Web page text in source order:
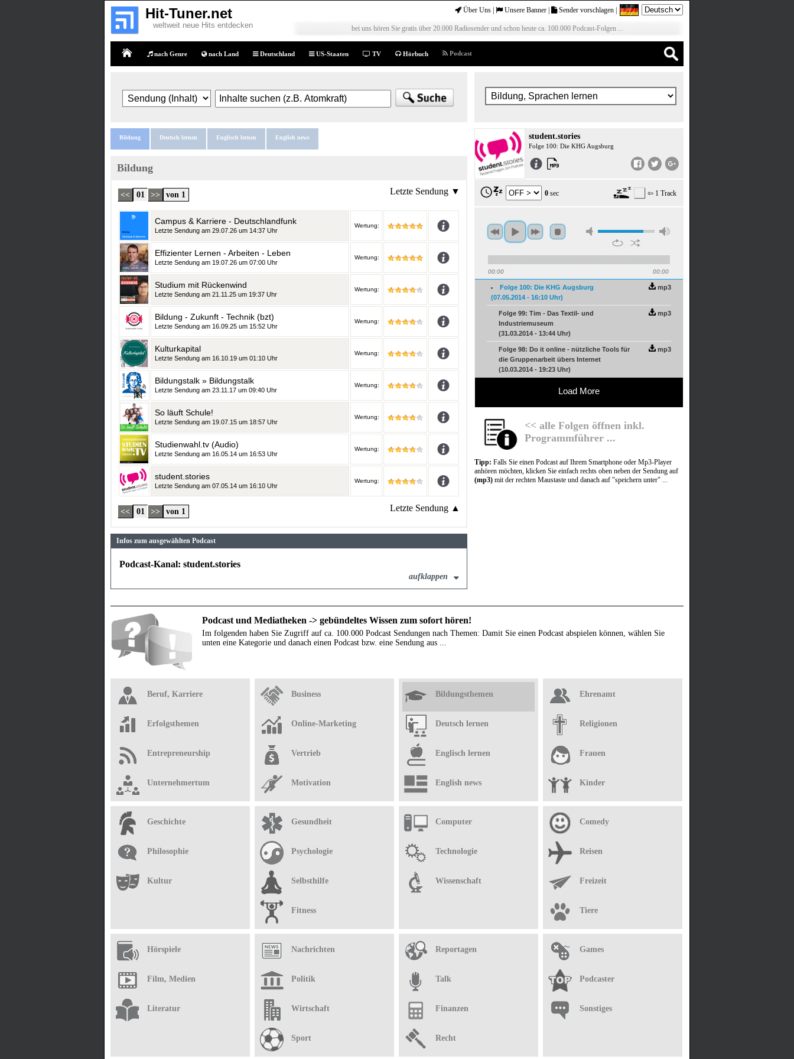
Hit-Tuner.net
weltweit neue Hits entdecken
Über Uns Unsere Banner Sender vorschlagen
bei uns hören Sie gratis über 20.000 Radiosender und schon heute ca. 100.000 Podcast-Folgen ...
nach Genre nach Land Deutschland US-Staaten TV Hörbuch Podcast
Bildung Deutsch lernen Englisch lernen English news
Bildung
<< 01 >> von 1 Letzte Sendung ▼
Campus & Karriere - Deutschlandfunk
Letzte Sendung am 29.07.26 um 14:37 Uhr
Wertung:
Effizienter Lernen - Arbeiten - Leben
Letzte Sendung am 19.07.26 um 07:00 Uhr
Wertung:
Studium mit Rückenwind
Letzte Sendung am 21.11.25 um 19:37 Uhr
Wertung:
Bildung - Zukunft - Technik (bzt)
Letzte Sendung am 16.09.25 um 15:52 Uhr
Wertung:
Kulturkapital
Letzte Sendung am 16.10.19 um 01:10 Uhr
Wertung:
Bildungstalk » Bildungstalk
Letzte Sendung am 23.11.17 um 09:40 Uhr
Wertung:
So läuft Schule!
Letzte Sendung am 19.07.15 um 18:57 Uhr
Wertung:
Studienwahl.tv (Audio)
Letzte Sendung am 16.05.14 um 16:53 Uhr
Wertung:
student.stories
Letzte Sendung am 07.05.14 um 16:10 Uhr
Wertung:
<< 01 >> von 1 Letzte Sendung ▲
Infos zum ausgewählten Podcast
Podcast-Kanal: student.stories
aufklappen
student.stories
Folge 100: Die KHG Augsburg
0 sec ⇦ 1 Track
00:00 00:00
Folge 100: Die KHG Augsburg
(07.05.2014 - 16:10 Uhr)
mp3
Folge 99: Tim - Das Textil- und
Industriemuseum
(31.03.2014 - 13:44 Uhr)
mp3
Folge 98: Do it online - nützliche Tools für
die Gruppenarbeit übers Internet
(10.03.2014 - 19:23 Uhr)
mp3
Load More
<< alle Folgen öffnen inkl.
Programmführer ...
Tipp: Falls Sie einen Podcast auf Ihrem Smartphone oder Mp3-Player
anhören möchten, klicken Sie einfach rechts oben neben der Sendung auf
(mp3) mit der rechten Maustaste und danach auf "speichern unter" ...
Podcast und Mediatheken -> gebündeltes Wissen zum sofort hören!
Im folgenden haben Sie Zugriff auf ca. 100.000 Podcast Sendungen nach Themen: Damit Sie einen Podcast abspielen können, wählen Sie
unten eine Kategorie und danach einen Podcast bzw. eine Sendung aus ...
Beruf, Karriere
Erfolgsthemen
Entrepreneurship
Unternehmertum
Business
Online-Marketing
Vertrieb
Motivation
Bildungsthemen
Deutsch lernen
Englisch lernen
English news
Ehrenamt
Religionen
Frauen
Kinder
Geschichte
Philosophie
Kultur
Gesundheit
Psychologie
Selbsthilfe
Fitness
Computer
Technologie
Wissenschaft
Comedy
Reisen
Freizeit
Tiere
Hörspiele
Film, Medien
Literatur
Nachrichten
Politik
Wirtschaft
Sport
Reportagen
Talk
Finanzen
Recht
Games
Podcaster
Sonstiges